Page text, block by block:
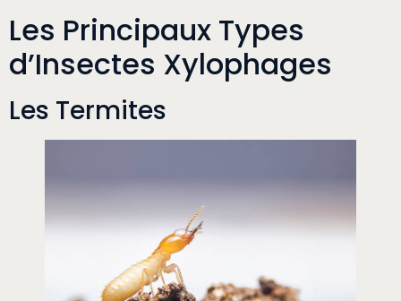
Les Principaux Types
d’Insectes Xylophages
Les Termites